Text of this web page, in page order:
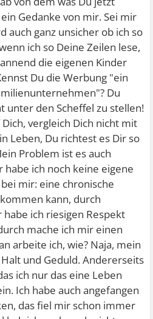
Gedanke von mir. Sei mir
auch ganz unsicher ob ich so
ich so Deine Zeilen lese,
die eigenen Kinder
Du die Werbung "ein
Du
unter den Scheffel zu stellen!
vergleich Dich nicht mit
Leben, Du richtest es Dir so
Problem ist es auch
ich noch keine eigene
mir: eine chronische
kann, durch
habe ich riesigen Respekt
mache ich mir einen
arbeite ich, wie? Naja, mein
und Geduld. Andererseits
ich nur das eine Leben
Ich habe auch angefangen
das fiel mir schon immer